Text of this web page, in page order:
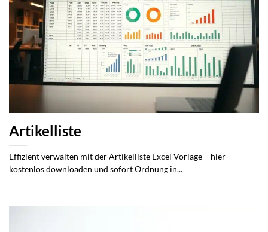
Artikelliste
Effizient verwalten mit der Artikelliste Excel Vorlage – hier
kostenlos downloaden und sofort Ordnung in...